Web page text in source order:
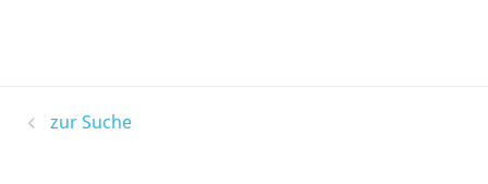
zur Suche